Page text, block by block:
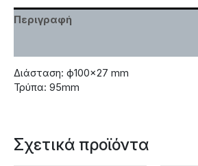
Περιγραφή
Διάσταση: ф100×27 mm
Τρύπα: 95mm
Σχετικά προϊόντα